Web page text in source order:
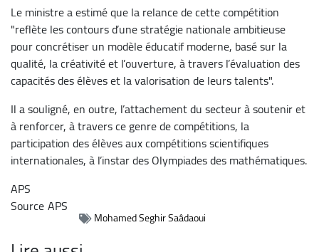
Le ministre a estimé que la relance de cette compétition
"reflète les contours d’une stratégie nationale ambitieuse
pour concrétiser un modèle éducatif moderne, basé sur la
qualité, la créativité et l’ouverture, à travers l’évaluation des
capacités des élèves et la valorisation de leurs talents".
Il a souligné, en outre, l’attachement du secteur à soutenir et
à renforcer, à travers ce genre de compétitions, la
participation des élèves aux compétitions scientifiques
internationales, à l’instar des Olympiades des mathématiques.
APS
SourceAPS
Mohamed Seghir Saâdaoui